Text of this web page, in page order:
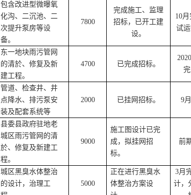
包含改进型微曝氧
化沟、二沉池、二
次提升泵房等设
备。
7800
完成施工、监理
招标，已开工建
设。
10月
试运
东一地块雨污管网
的清於、修复及新
建工程。
4700 已完成招标。
管道、检查井、井
点降水、排污泵安
装及配套系统等
2000 已挂网招标。 9
县委县政府驻地老
城区 雨污管网的清
於、修复及新建工
程。
9000
施工图设计已完
成，拟挂网招
标。
前
城区黑臭水体整治
的设计，治理工
5000
正在进行黑臭水
体整治方案设
3月
计，